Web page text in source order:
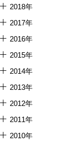
2018年
2017年
2016年
2015年
2014年
2013年
2012年
2011年
2010年